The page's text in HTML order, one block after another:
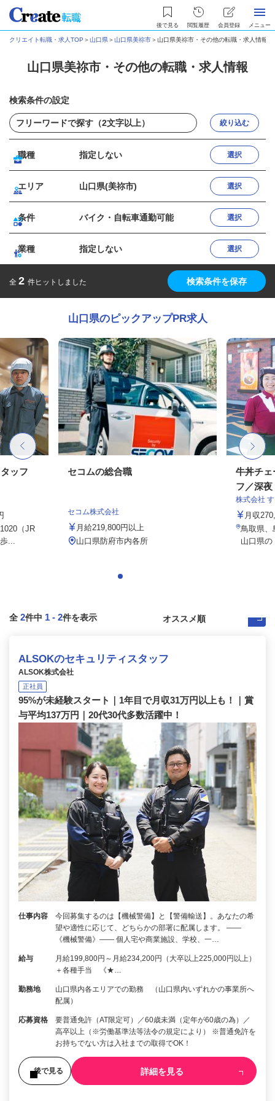
後で見る 閲覧履歴 会員登録 メニュー
クリエイト転職・求人TOP ＞山口県＞山口県美祢市＞山口県美祢市・その他の転職・求人情報
山口県美祢市・その他の転職・求人情報
検索条件の設定
絞り込む
職種 指定しない 選択
エリア 山口県(美祢市) 選択
条件 バイク・自転車通勤可能 選択
業種 指定しない 選択
全 2 件ヒットしました 検索条件を保存
山口県のピックアップPR求人
ッフ
（JR
...
セコムの総合職
セコム株式会社
月給219,800円以上
山口県防府市内各所
牛丼チェ
フ／深夜
株式会社
月収
鳥取県
山口県
全 2件中 1 - 2件を表示
ALSOKのセキュリティスタッフ
ALSOK株式会社
正社員
95%が未経験スタート｜1年目で月収31万円以上も！｜賞
与平均137万円｜20代30代多数活躍中！
仕事内容
今回募集するのは【機械警備】と【警備輸送】。あなたの希
望や適性に応じて、どちらかの部署に配属します。 ――
《機械警備》―― 個人宅や商業施設、学校、一…
給与
月給199,800円～月給234,200円（大卒以上225,000円以上）
＋各種手当 《★…
勤務地
山口県内各エリアでの勤務 （山口県内いずれかの事業所へ
配属）
応募資格
要普通免許（AT限定可）／60歳未満（定年が60歳の為）／
高卒以上（※労働基準法等法令の規定により） ※普通免許を
お持ちでない方は入社までの取得でOK！
後で見る 詳細を見る